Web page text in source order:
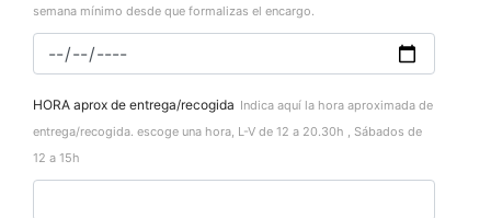
semana mínimo desde que formalizas el encargo.
HORA aprox de entrega/recogida Indica aquí la hora aproximada de
entrega/recogida. escoge una hora, L-V de 12 a 20.30h , Sábados de
12 a 15h